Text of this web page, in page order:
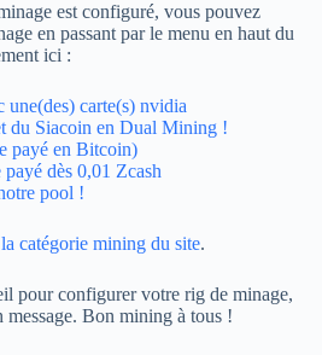
est configuré, vous pouvez
en passant par le menu en haut du
ici :
carte(s) nvidia
du Siacoin en Dual Mining !
payé en Bitcoin)
dès 0,01 Zcash
pool !
la catégorie mining du site.
pour configurer votre rig de minage,
message. Bon mining à tous !